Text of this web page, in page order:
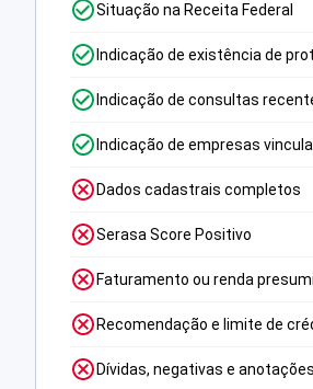
Situação na Receita Federal
Indicação de existência de
Indicação de consultas
Indicação de empresas
Dados cadastrais completos
Serasa Score Positivo
Faturamento ou renda
Recomendação e limite de
Dívidas, negativas e anotações